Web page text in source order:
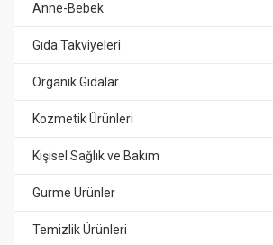
Anne-Bebek
Gıda Takviyeleri
Organik Gıdalar
Kozmetik Ürünleri
Kişisel Sağlık ve Bakım
Gurme Ürünler
Temizlik Ürünleri